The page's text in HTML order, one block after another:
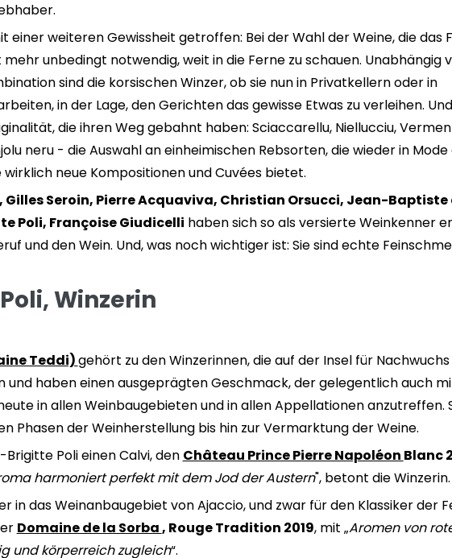
einer weiteren Gewissheit getroffen: Bei der Wahl der Weine, die das
unbedingt notwendig, weit in die Ferne zu schauen. Unabhängig
sind die korsischen Winzer, ob sie nun in Privatkellern oder in
in der Lage, den Gerichten das gewisse Etwas zu verleihen.
die ihren Weg gebahnt haben: Sciaccarellu, Niellucciu,
neru - die Auswahl an einheimischen Rebsorten, die wieder in
wirklich neue Kompositionen und Cuvées bietet.
Gilles Seroin, Pierre Acquaviva, Christian Orsucci, Jean-Baptiste
Poli, Françoise Giudicelli haben sich so als versierte Weinkenner
und den Wein. Und, was noch wichtiger ist: Sie sind echte
Winzerin
Teddi)gehört zu den Winzerinnen, die auf der Insel für Nachwuchs
und haben einen ausgeprägten Geschmack, der gelegentlich auch
in allen Weinbaugebieten und in allen Appellationen anzutreffen.
Phasen der Weinherstellung bis hin zur Vermarktung der Weine.
Poli einen Calvi, den Château Prince Pierre Napoléon Blanc
harmoniert perfekt mit dem Jod der Austern", betont die Winzerin.
in das Weinanbaugebiet von Ajaccio, und zwar für den Klassiker der
Domaine de la Sorba, Rouge Tradition 2019, mit „Aromen von
und körperreich zugleich“.